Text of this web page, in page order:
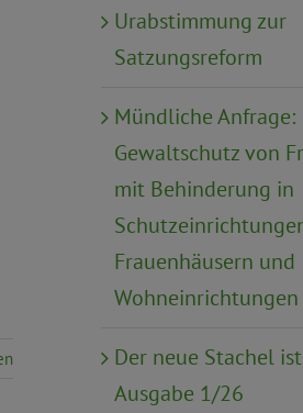
Urabstimmung zur
Satzungsreform
Mündliche Anfrage:
Gewaltschutz von
mit Behinderung in
Frauenhäusern und
Wohneinrichtungen
Der neue Stachel
Ausgabe 1/26